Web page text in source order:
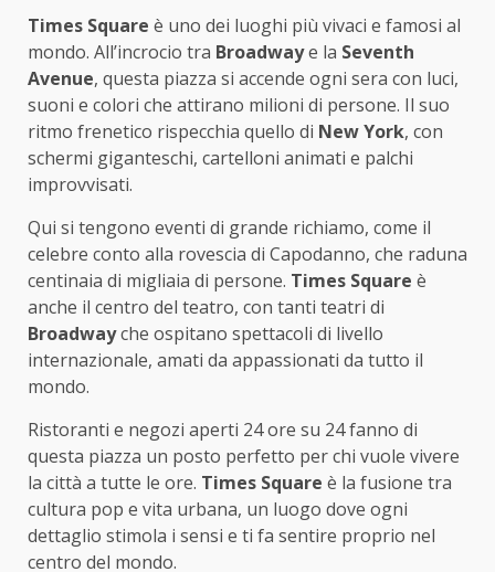
Times Square è uno dei luoghi più vivaci e famosi al
mondo. All’incrocio tra Broadwaye la Seventh
Avenue, questa piazza si accende ogni sera con luci,
suoni e colori che attirano milioni di persone. Il suo
ritmo frenetico rispecchia quello di New York, con
schermi giganteschi, cartelloni animati e palchi
improvvisati.
Qui si tengono eventi di grande richiamo, come il
celebre conto alla rovescia di Capodanno, che raduna
centinaia di migliaia di persone. Times Square è
anche il centro del teatro, con tanti teatri di
Broadwayche ospitano spettacoli di livello
internazionale, amati da appassionati da tutto il
mondo.
Ristoranti e negozi aperti 24 ore su 24 fanno di
questa piazza un posto perfetto per chi vuole vivere
la città a tutte le ore. Times Square è la fusione tra
cultura pop e vita urbana, un luogo dove ogni
dettaglio stimola i sensi e ti fa sentire proprio nel
centro del mondo.